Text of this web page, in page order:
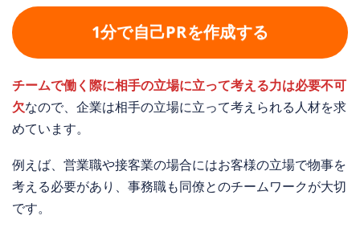
1分で自己PRを作成する
チームで働く際に相手の立場に立って考える力は必要不可
欠なので、企業は相手の立場に立って考えられる人材を求
めています。
例えば、営業職や接客業の場合にはお客様の立場で物事を
考える必要があり、事務職も同僚とのチームワークが大切
です。